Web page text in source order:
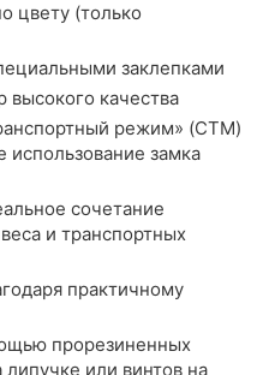
цвету (только
заклепками
качества
режим» (CTM)
использование замка
сочетание
и транспортных
практичному
прорезиненных
или винтов на